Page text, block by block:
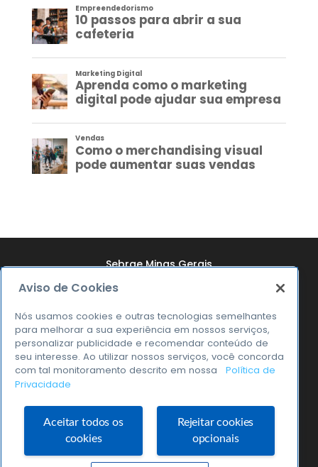
Sebrae Minas Gerais
Resultados
Notícias
Transparência
0800 570 0800
Sebrae Minas © 2026
Aviso de Cookies
Nós usamos cookies e outras tecnologias semelhantes
para melhorar a sua experiência em nossos serviços,
personalizar publicidade e recomendar conteúdo de
seu interesse. Ao utilizar nossos serviços, você concorda
com tal monitoramento descrito em nossa
Política de
Privacidade
Aceitar todos os
cookies
Rejeitar cookies
opcionais